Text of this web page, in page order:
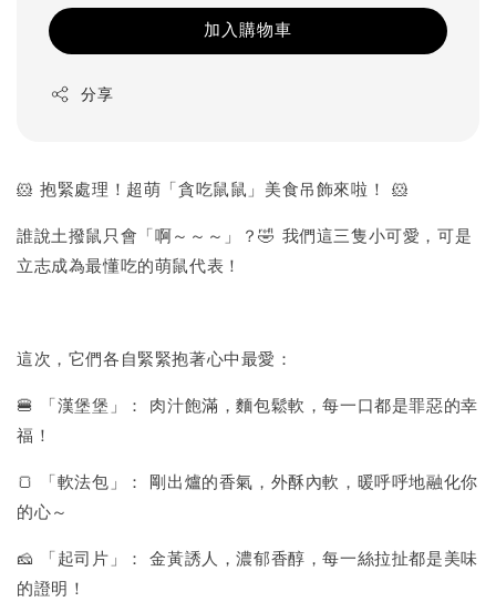
加入購物車
分享
🐹 抱緊處理！超萌「貪吃鼠鼠」美食吊飾來啦！ 🐹
誰說土撥鼠只會「啊～～～」？🤣 我們這三隻小可愛，可是
立志成為最懂吃的萌鼠代表！
這次，它們各自緊緊抱著心中最愛：
🍔 「漢堡堡」： 肉汁飽滿，麵包鬆軟，每一口都是罪惡的幸
福！
🍞 「軟法包」： 剛出爐的香氣，外酥內軟，暖呼呼地融化你
的心～
🧀 「起司片」： 金黃誘人，濃郁香醇，每一絲拉扯都是美味
的證明！